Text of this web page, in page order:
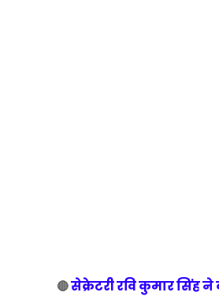
🔴सेक्रेटरी रवि कुमार सिंह